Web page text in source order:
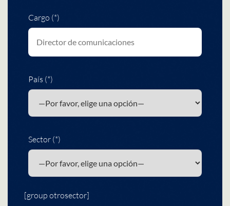
Cargo (*)
País (*)
Sector (*)
[group otrosector]